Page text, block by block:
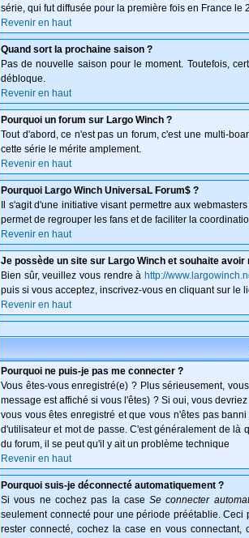
série, qui fut diffusée pour la première fois en France
Revenir en haut
Quand sort la prochaine saison ?
Pas de nouvelle saison pour le moment. Toutefois,
débloque.
Revenir en haut
Pourquoi un forum sur Largo Winch ?
Tout d'abord, ce n'est pas un forum, c'est une multi-
cette série le mérite amplement.
Revenir en haut
Pourquoi Largo Winch UniversaL Forum$ ?
Il s'agit d'une initiative visant permettre aux
permet de regrouper les fans et de faciliter la
Revenir en haut
Je possède un site sur Largo Winch et souhaite
Bien sûr, veuillez vous rendre à http://
puis si vous acceptez, inscrivez-vous en cliquant sur le
Revenir en haut
Pourquoi ne puis-je pas me connecter ?
Vous êtes-vous enregistré(e) ? Plus sérieusement,
message est affiché si vous l'êtes) ? Si oui, vous
vous vous êtes enregistré et que vous n'êtes pas
d'utilisateur et mot de passe. C'est généralement de là
du forum, il se peut qu'il y ait un problème technique
Revenir en haut
Pourquoi suis-je déconnecté automatiquement ?
Si vous ne cochez pas la caseSe connecter
seulement connecté pour une période préétablie.
rester connecté, cochez la case en vous